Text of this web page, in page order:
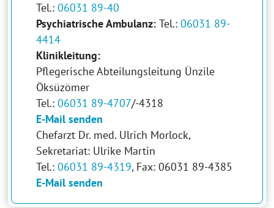
Tel.:06031 89-40
Psychiatrische Ambulanz:Tel.:06031 89-
4414
Klinikleitung:
Pflegerische Abteilungsleitung Ünzile
Öksüzömer
Tel.:06031 89-4707/-4318
E-Mail senden
Chefarzt Dr. med. Ulrich Morlock,
Sekretariat: Ulrike Martin
Tel.:06031 89-4319, Fax: 06031 89-4385
E-Mail senden